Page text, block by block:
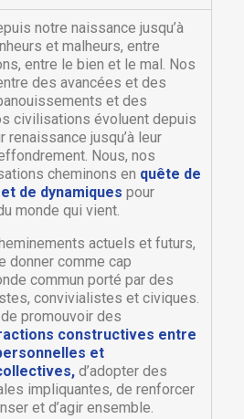
notre naissance jusqu’à
et malheurs, entre
entre le bien et le mal. Nos
des avancées et des
et des
civilisations évoluent depuis
renaissance jusqu’à leur
Nous, nos
cheminons en quête de
de dynamiques pour
monde qui vient.
actuels et futurs,
donner comme cap
commun porté par des
convivialistes et civiques.
promouvoir des
constructives entre
et
d’adopter des
impliquantes, de renforcer
et d’agir ensemble.